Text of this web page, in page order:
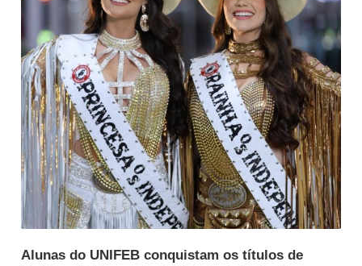
Alunas do UNIFEB conquistam os títulos de